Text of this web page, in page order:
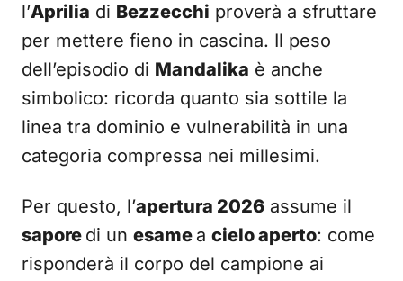
l’Aprilia di Bezzecchi proverà a sfruttare
per mettere fieno in cascina. Il peso
dell’episodio di Mandalika è anche
simbolico: ricorda quanto sia sottile la
linea tra dominio e vulnerabilità in una
categoria compressa nei millesimi.
Per questo, l’apertura 2026 assume il
sapore di un esame a cielo aperto: come
risponderà il corpo del campione ai